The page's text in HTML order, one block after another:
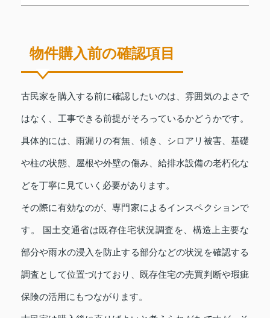
物件購入前の確認項目
古民家を購入する前に確認したいのは、雰囲気のよさで
はなく、工事できる前提がそろっているかどうかです。
具体的には、雨漏りの有無、傾き、シロアリ被害、基礎
や柱の状態、屋根や外壁の傷み、給排水設備の老朽化な
どを丁寧に見ていく必要があります。
その際に有効なのが、専門家によるインスペクションで
す。 国土交通省は既存住宅状況調査を、構造上主要な
部分や雨水の浸入を防止する部分などの状況を確認する
調査として位置づけており、既存住宅の売買判断や瑕疵
保険の活用にもつながります。